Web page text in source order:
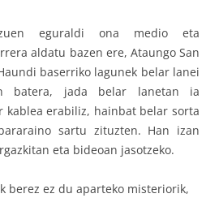
eguraldi ona medio eta
aldatu bazen ere, Ataungo San
baserriko lagunek belar lanei
batera, jada belar lanetan ia
kablea erabiliz, hainbat belar sorta
sartu zituzten. Han izan
eta bideoan jasotzeko.
berez ez du aparteko misteriorik,